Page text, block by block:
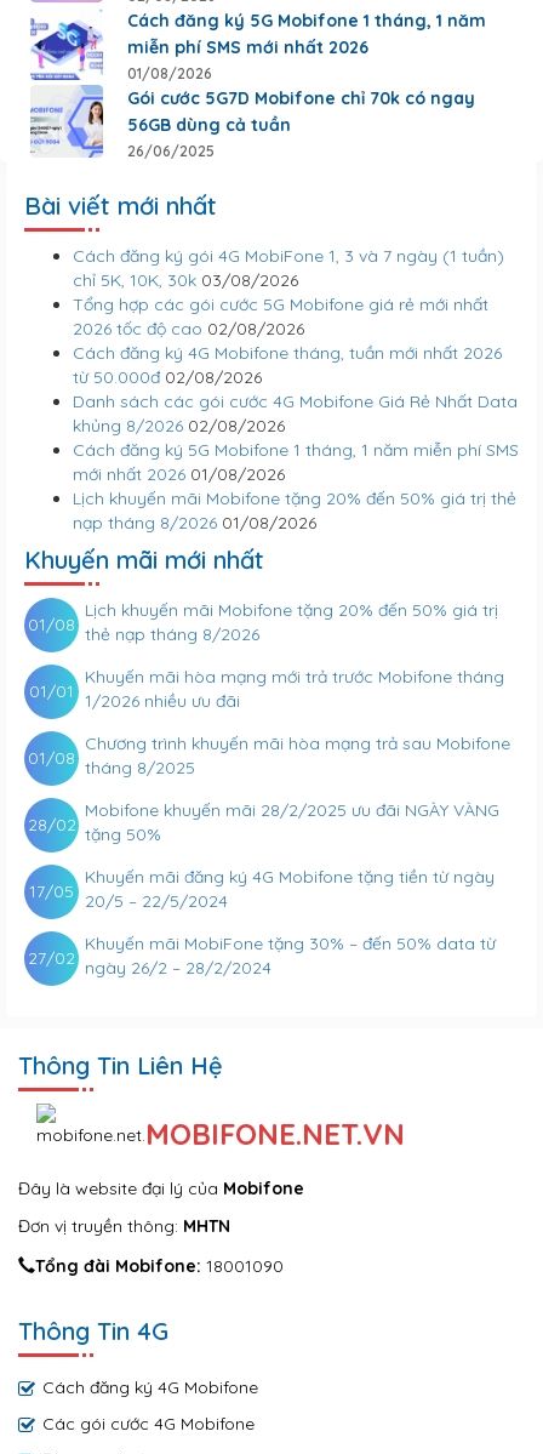
Cách đăng ký 5G Mobifone 1 tháng, 1 năm
miễn phí SMS mới nhất 2026
01/08/2026
Gói cước 5G7D Mobifone chỉ 70k có ngay
56GB dùng cả tuần
26/06/2025
Bài viết mới nhất
Cách đăng ký gói 4G MobiFone 1, 3 và 7 ngày (1 tuần)
chỉ 5K, 10K, 30k 03/08/2026
Tổng hợp các gói cước 5G Mobifone giá rẻ mới nhất
2026 tốc độ cao 02/08/2026
Cách đăng ký 4G Mobifone tháng, tuần mới nhất 2026
từ 50.000đ 02/08/2026
Danh sách các gói cước 4G Mobifone Giá Rẻ Nhất Data
khủng 8/2026 02/08/2026
Cách đăng ký 5G Mobifone 1 tháng, 1 năm miễn phí SMS
mới nhất 2026 01/08/2026
Lịch khuyến mãi Mobifone tặng 20% đến 50% giá trị thẻ
nạp tháng 8/2026 01/08/2026
Khuyến mãi mới nhất
Lịch khuyến mãi Mobifone tặng 20% đến 50% giá trị
thẻ nạp tháng 8/2026
01/08
Khuyến mãi hòa mạng mới trả trước Mobifone tháng
1/2026 nhiều ưu đãi
01/01
Chương trình khuyến mãi hòa mạng trả sau Mobifone
tháng 8/2025
01/08
Mobifone khuyến mãi 28/2/2025 ưu đãi NGÀY VÀNG
tặng 50%
28/02
Khuyến mãi đăng ký 4G Mobifone tặng tiền từ ngày
20/5 – 22/5/2024
17/05
Khuyến mãi MobiFone tặng 30% – đến 50% data từ
ngày 26/2 – 28/2/2024
27/02
Thông Tin Liên Hệ
MOBIFONE.NET.VN
Đây là website đại lý của Mobifone
Đơn vị truyền thông: MHTN
Tổng đài Mobifone: 18001090
Thông Tin 4G
Cách đăng ký 4G Mobifone
Các gói cước 4G Mobifone